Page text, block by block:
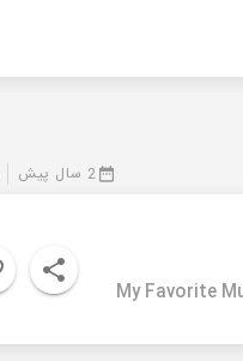
2 سال پیش
My Favorite